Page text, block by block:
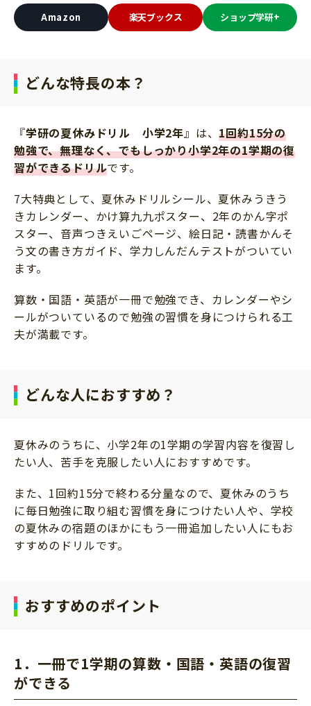
サイトのご利⽤にあたって
個⼈情報について
お問い合わせ
Amazon 楽天ブックス ショップ学研+
どんな特長の本？
『学研の夏休みドリル 小学2年』は、1回約15分の
勉強で、無理なく、でもしっかり小学2年の1学期の復
習ができるドリルです。
7大特典として、夏休みドリルシール、夏休みうきう
きカレンダー、かけ算九九ポスター、2年のかん字ポ
スター、音声つきえいごページ、絵日記・読書かんそ
う文の書き方ガイド、学力しんだんテストがついてい
ます。
算数・国語・英語が一冊で勉強でき、カレンダーやシ
ールがついているので勉強の習慣を身につけられる工
夫が満載です。
どんな人におすすめ？
夏休みのうちに、小学2年の1学期の学習内容を復習し
たい人、苦手を克服したい人におすすめです。
また、1回約15分で終わる分量なので、夏休みのうち
に毎日勉強に取り組む習慣を身につけたい人や、学校
の夏休みの宿題のほかにもう一冊追加したい人にもお
すすめのドリルです。
おすすめのポイント
1．一冊で1学期の算数・国語・英語の復習
ができる